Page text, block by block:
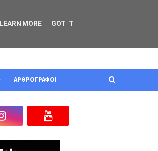
ΑΡΘΡΟΓΡΑΦΟΙ
LEARN MORE GOT IT